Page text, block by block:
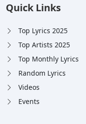
Quick Links
Top Lyrics 2025
Top Artists 2025
Top Monthly Lyrics
Random Lyrics
Videos
Events